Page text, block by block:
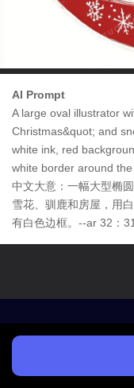
AI Prompt
A large oval illustrator
Christmas&quot; and
white ink, red
white border around
中文大意：一幅大型椭
雪花、驯鹿和房屋，用
有白色边框。--ar 32：